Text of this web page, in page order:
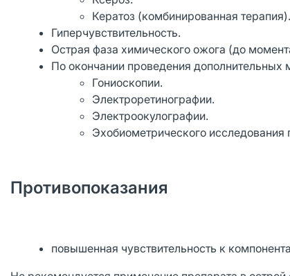
Кератоз (комбинированная терапия).
Гиперчувствительность.
Острая фаза химического ожога (до
По окончании проведения дополнительных
Гониоскопии.
Электроретинографии.
Электроокулографии.
Эхобиометрического исследования
Противопоказания
повышенная чувствительность к